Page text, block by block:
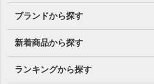
ブランドから探す
新着商品から探す
ランキングから探す